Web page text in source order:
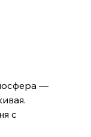
—
с